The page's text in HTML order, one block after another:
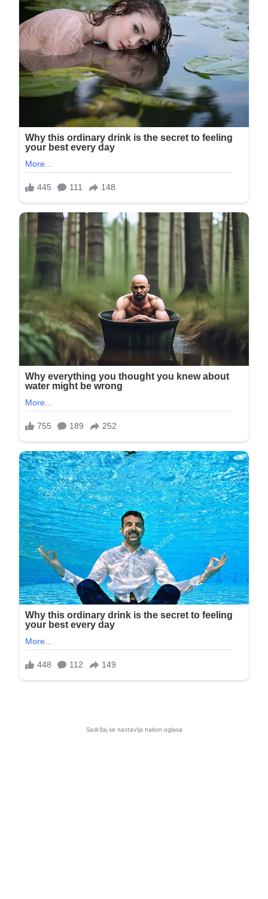
Sadržaj se nastavlja nakon oglasa